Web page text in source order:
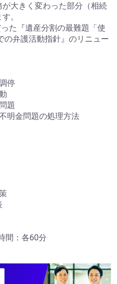
大きく変わった部分（相続
。
た『遺産分割の最難題「使
の弁護活動指針』のリニュー
停
題
明金問題の処理方法
：各60分